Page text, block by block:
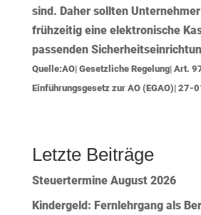
sind. Daher sollten
frühzeitig eine elektronische
passenden
Quelle:AO| Gesetzliche Regelung| Art.
Einführungsgesetz zur AO (EGAO)| 27-
Letzte Beiträge
Steuertermine August 2026
Kindergeld: Fernlehrgang als